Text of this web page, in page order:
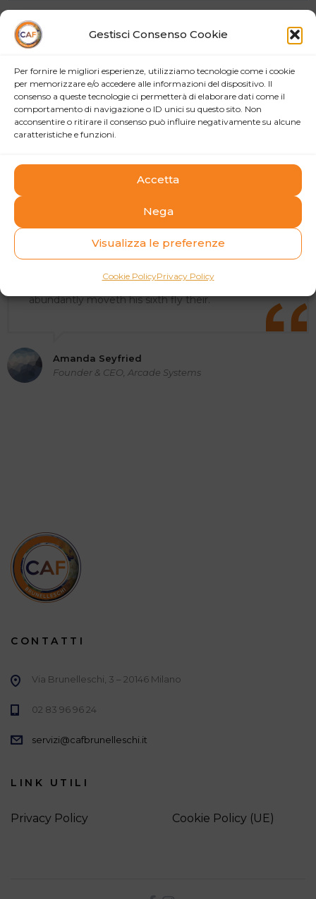
Gestisci Consenso Cookie
Per fornire le migliori esperienze, utilizziamo tecnologie come i cookie
per memorizzare e/o accedere alle informazioni del dispositivo. Il
consenso a queste tecnologie ci permetterà di elaborare dati come il
comportamento di navigazione o ID unici su questo sito. Non
acconsentire o ritirare il consenso può influire negativamente su alcune
caratteristiche e funzioni.
Accetta
Nega
Visualizza le preferenze
Cookie PolicyPrivacy Policy
Contact us at the Consulting WP office nearest to you or
submit a business inquiry online.
Rule yielding him fruit fill. Stars our creeping seas fill
beast yielding void life signs day image. From
together from creepeth you’re subdue very
abundantly moveth his sixth fly their.
Amanda Seyfried
Founder & CEO, Arcade Systems
CONTATTI
Via Brunelleschi, 3 – 20146 Milano
02 83 96 96 24
servizi@cafbrunelleschi.it
LINK UTILI
Privacy Policy Cookie Policy (UE)